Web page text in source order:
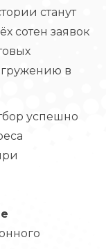
станут
сотен заявок
в
успешно